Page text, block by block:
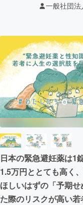
テクノロ
映像・映
ビジネス
まちづく
CAMPFIRE
CAMPFIRE
一般社団
日本の緊急避妊薬は1
1.5万円ととても高く
ほしいはずの「予期せ
た際のリスクが高い